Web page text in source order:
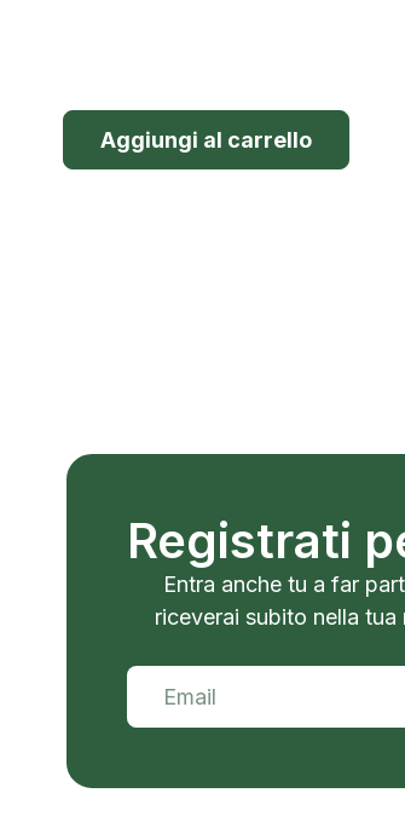
Aggiungi al carrello
Registrati
Entra anche tu a far
riceverai subito nella